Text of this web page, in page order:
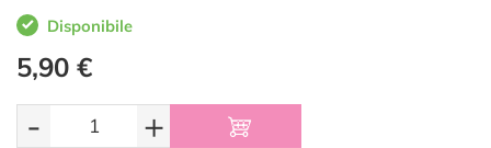
Disponibile
5,90 €
- +